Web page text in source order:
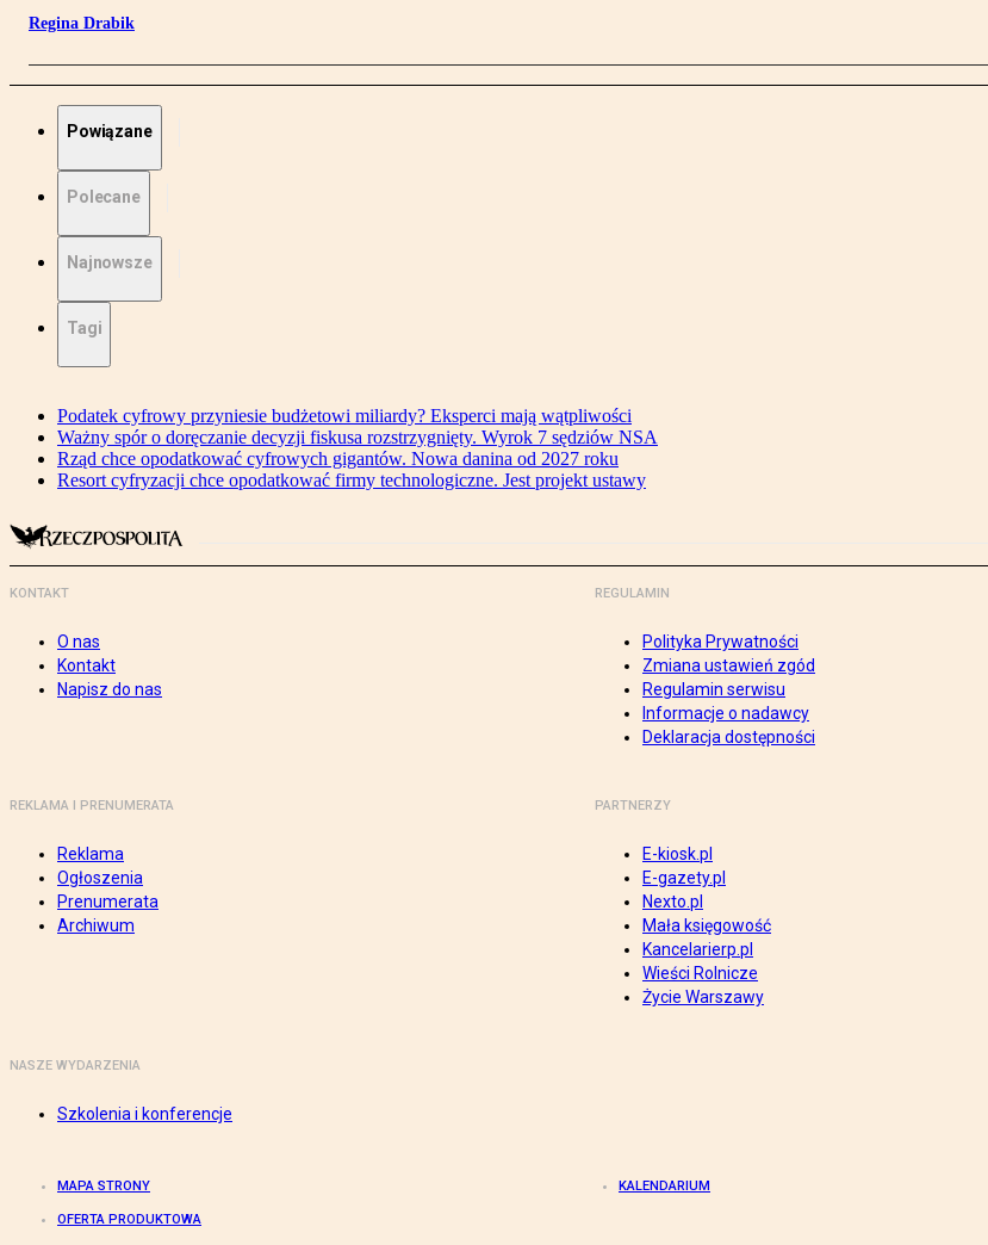
Regina Drabik
Powiązane
Polecane
Najnowsze
Tagi
Podatek cyfrowy przyniesie budżetowi miliardy? Eksperci mają wątpliwości
Ważny spór o doręczanie decyzji fiskusa rozstrzygnięty. Wyrok 7 sędziów NSA
Rząd chce opodatkować cyfrowych gigantów. Nowa danina od 2027 roku
Resort cyfryzacji chce opodatkować firmy technologiczne. Jest projekt ustawy
KONTAKT
O nas
Kontakt
Napisz do nas
REGULAMIN
Polityka Prywatności
Zmiana ustawień zgód
Regulamin serwisu
Informacje o nadawcy
Deklaracja dostępności
REKLAMA I PRENUMERATA
Reklama
Ogłoszenia
Prenumerata
Archiwum
PARTNERZY
E-kiosk.pl
E-gazety.pl
Nexto.pl
Mała księgowość
Kancelarierp.pl
Wieści Rolnicze
Życie Warszawy
NASZE WYDARZENIA
Szkolenia i konferencje
MAPA STRONY KALENDARIUM
OFERTA PRODUKTOWA